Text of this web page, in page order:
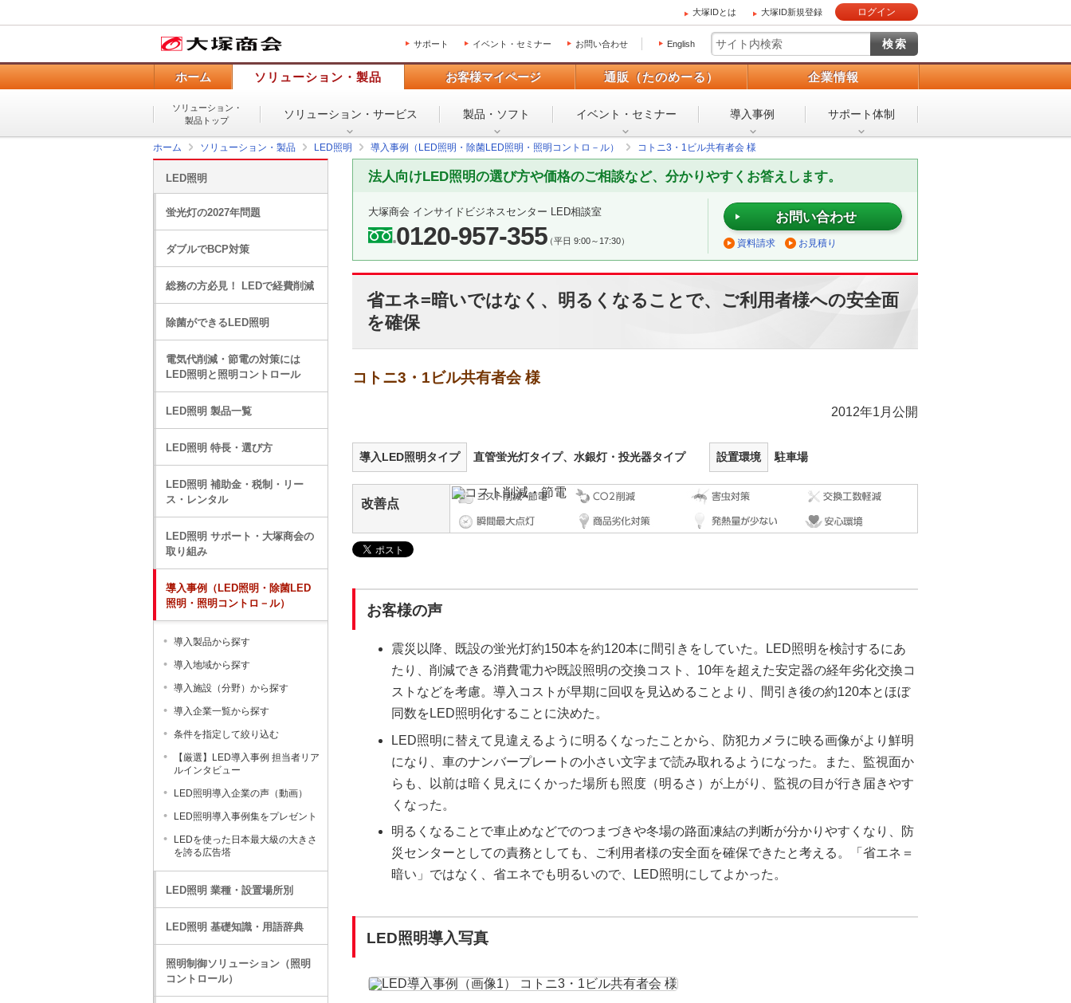
大塚IDとは 大塚ID新規登録 ログイン
サポート イベント・セミナー お問い合わせ English
ホーム ソリューション・製品 お客様マイページ 通販（たのめーる） 企業情報
ソリューション・
製品トップ
ソリューション・ サービス 製品・ソフト イベント・ セミナー 導入事例 サポート体制
ホーム ソリューション・製品 LED照明 導入事例（LED照明・除菌LED照明・照明コントロ－ル） コトニ3・1ビル共有者会 様
法人向けLED照明の選び方や価格のご相談など、分かりやすくお答えします。
大塚商会 インサイドビジネスセンター LED相談室
0120-957-355（平日 9:00～17:30）
お問い合わせ
資料請求 お見積り
省エネ=暗いではなく、明るくなることで、ご利用者様への安全面
を確保
コトニ3・1ビル共有者会 様
2012年1月公開
導入LED照明タイプ 直管蛍光灯タイプ、水銀灯・投光器タイプ 設置環境 駐車場
改善点
お客様の声
震災以降、既設の蛍光灯約150本を約120本に間引きをしていた。LED照明を検討するにあ
たり、削減できる消費電力や既設照明の交換コスト、10年を超えた安定器の経年劣化交換コ
ストなどを考慮。導入コストが早期に回収を見込めることより、間引き後の約120本とほぼ
同数をLED照明化することに決めた。
LED照明に替えて見違えるように明るくなったことから、防犯カメラに映る画像がより鮮明
になり、車のナンバープレートの小さい文字まで読み取れるようになった。また、監視面か
らも、以前は暗く見えにくかった場所も照度（明るさ）が上がり、監視の目が行き届きやす
くなった。
明るくなることで車止めなどでのつまづきや冬場の路面凍結の判断が分かりやすくなり、防
災センターとしての責務としても、ご利用者様の安全面を確保できたと考える。「省エネ＝
暗い」ではなく、省エネでも明るいので、LED照明にしてよかった。
LED照明導入写真
LED照明
蛍光灯の2027年問題
ダブルでBCP対策
総務の方必見！ LEDで経費削減
除菌ができるLED照明
電気代削減・節電の対策には
LED照明と照明コントロール
LED照明 製品一覧
LED照明 特長・選び方
LED照明 補助金・税制・リー
ス・レンタル
LED照明 サポート・大塚商会の
取り組み
導入事例（LED照明・除菌LED
照明・照明コントロ－ル）
導入製品から探す
導入地域から探す
導入施設（分野）から探す
導入企業一覧から探す
条件を指定して絞り込む
【厳選】LED導入事例 担当者リア
ルインタビュー
LED照明導入企業の声（動画）
LED照明導入事例集をプレゼント
LEDを使った日本最大級の大きさ
を誇る広告塔
LED照明 業種・設置場所別
LED照明 基礎知識・用語辞典
照明制御ソリューション（照明
コントロール）